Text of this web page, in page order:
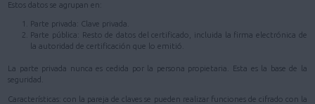
Estos datos se agrupan en:
Parte privada: Clave privada.
Parte pública: Resto de datos del certificado, incluida la firma electrónica de
la autoridad de certificación que lo emitió.
La parte privada nunca es cedida por la persona propietaria. Esta es la base de la
seguridad.
Características: con la pareja de claves se pueden realizar funciones de cifrado con la